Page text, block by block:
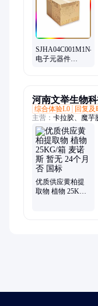
程门阵列、接口集成
SJHA04C001M1N46
电子元器件
河南文举生物
综合体验L0
回复及
主营： 卡拉胶、魔芋
胶、海藻酸钠、纳
素、酪蛋白酸钠、
优质供应黄柏提
取物 植物 25KG/